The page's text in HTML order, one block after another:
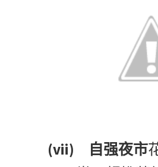
(vii) 自强夜市